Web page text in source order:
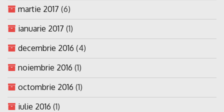
martie 2017 (6)
ianuarie 2017 (1)
decembrie 2016 (4)
noiembrie 2016 (1)
octombrie 2016 (1)
iulie 2016 (1)